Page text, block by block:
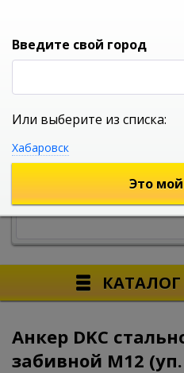
УНИВЕРСАЛЬНЫЙ ИНТЕРНЕТ
Анкер DKC
забивной М12
Введите свой город
Или выберите из списка:
Хабаровск
Это